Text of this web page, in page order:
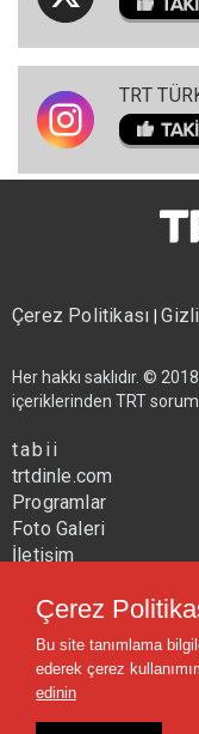
TRT
Çerez Politikası|
Her hakkı saklıdır. ©
içeriklerinden TRT
tabii
trtdinle.com
Programlar
Foto Galeri
İletişim
trtavaz.com.tr
trtmuzik.net.tr
trtcocuk.net.tr
Çerez
Bu site tanımlama
ederek çerez
edinin